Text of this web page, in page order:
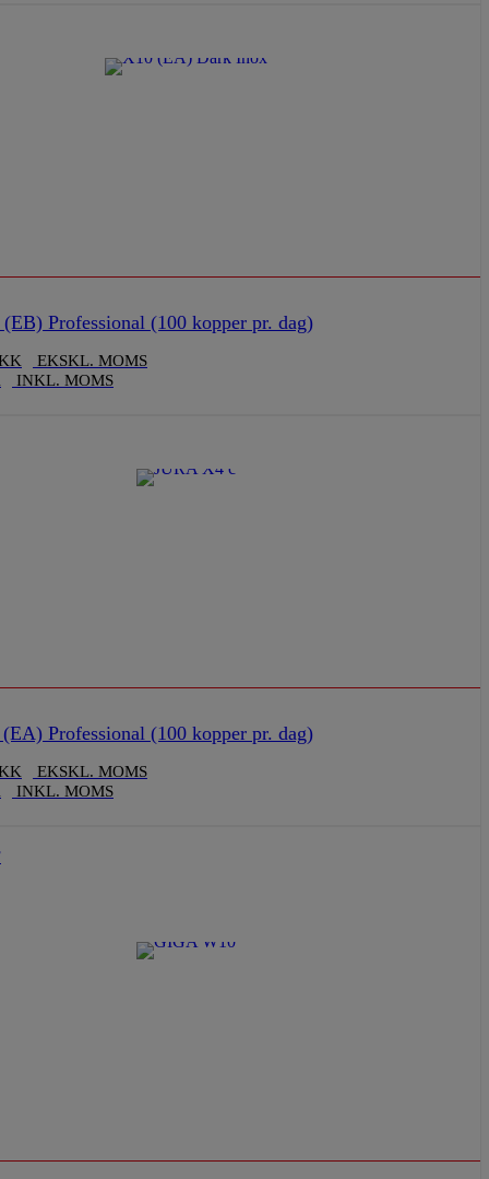
Professional (100 kopper pr. dag)
EKSKL. MOMS
INKL. MOMS
Professional (100 kopper pr. dag)
EKSKL. MOMS
INKL. MOMS